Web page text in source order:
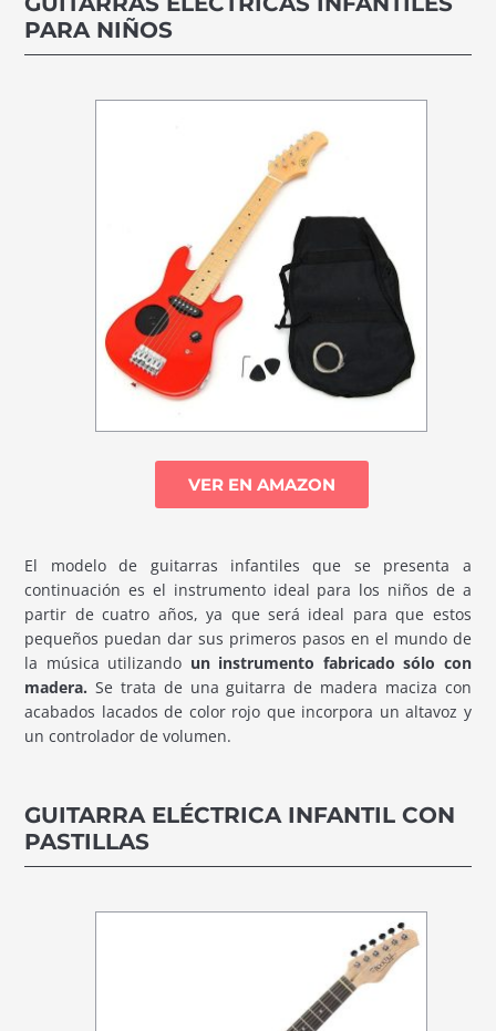
PARA NIÑOS
VER EN AMAZON
El modelo de guitarras infantiles que se presenta a
continuación es el instrumento ideal para los niños de a
partir de cuatro años, ya que será ideal para que estos
pequeños puedan dar sus primeros pasos en el mundo de
la música utilizando un instrumento fabricado sólo con
madera.Se trata de una guitarra de madera maciza con
acabados lacados de color rojo que incorpora un altavoz y
un controlador de volumen.
GUITARRA ELÉCTRICA INFANTIL CON
PASTILLAS